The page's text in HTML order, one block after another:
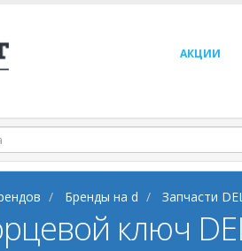
АКЦИИ
Бренды на d Запчасти
ключ